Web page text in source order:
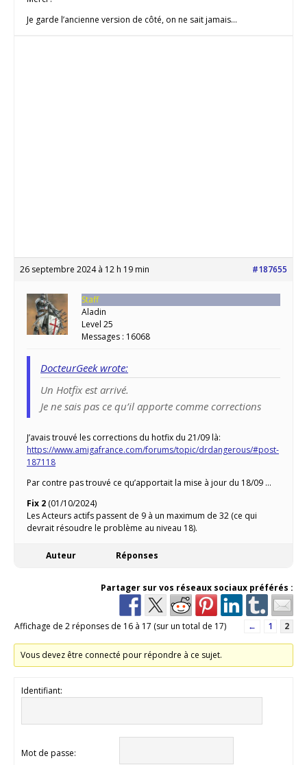
Je garde l’ancienne version de côté, on ne sait jamais…
26 septembre 2024 à 12 h 19 min #187655
Staff
Aladin
Level 25
Messages : 16068
DocteurGeek wrote:
Un Hotfix est arrivé.
Je ne sais pas ce qu’il apporte comme corrections
J’avais trouvé les corrections du hotfix du 21/09 là:
https://www.amigafrance.com/forums/topic/drdangerous/#post-
187118
Par contre pas trouvé ce qu’apportait la mise à jour du 18/09 …
Fix 2 (01/10/2024)
Les Acteurs actifs passent de 9 à un maximum de 32 (ce qui
devrait résoudre le problème au niveau 18).
Auteur Réponses
Partager sur vos réseaux sociaux préférés :
Affichage de 2 réponses de 16 à 17 (sur un total de 17) ← 1 2
Vous devez être connecté pour répondre à ce sujet.
Identifiant:
Mot de passe: